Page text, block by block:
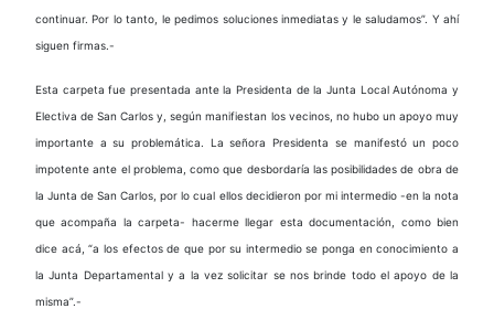
continuar. Por lo tanto, le pedimos soluciones inmediatas y le saludamos”. Y ahí
siguen firmas.-
Esta carpeta fue presentada ante la Presidenta de la Junta Local Autónoma y
Electiva de San Carlos y, según manifiestan los vecinos, no hubo un apoyo muy
importante a su problemática. La señora Presidenta se manifestó un poco
impotente ante el problema, como que desbordaría las posibilidades de obra de
la Junta de San Carlos, por lo cual ellos decidieron por mi intermedio -en la nota
que acompaña la carpeta- hacerme llegar esta documentación, como bien
dice acá, “a los efectos de que por su intermedio se ponga en conocimiento a
la Junta Departamental y a la vez solicitar se nos brinde todo el apoyo de la
misma”.-